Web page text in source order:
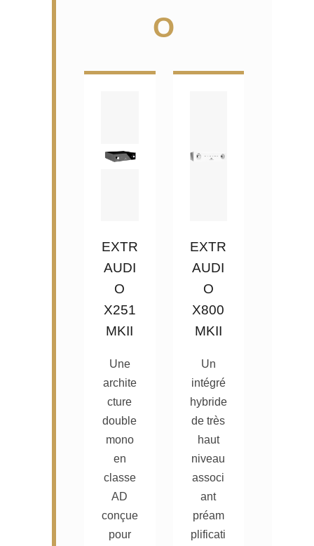
O
EXTR
AUDI
O
X251
MKII
Une
archite
cture
double
mono
en
classe
AD
conçue
pour
EXTR
AUDI
O
X800
MKII
Un
intégré
hybride
de très
haut
niveau
associ
ant
préam
plificati